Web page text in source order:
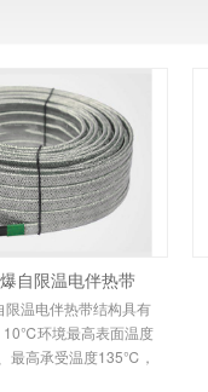
自限温电伴热带
限温电伴热带结构具有
10℃环境最高表面温度
高承受温度135℃，